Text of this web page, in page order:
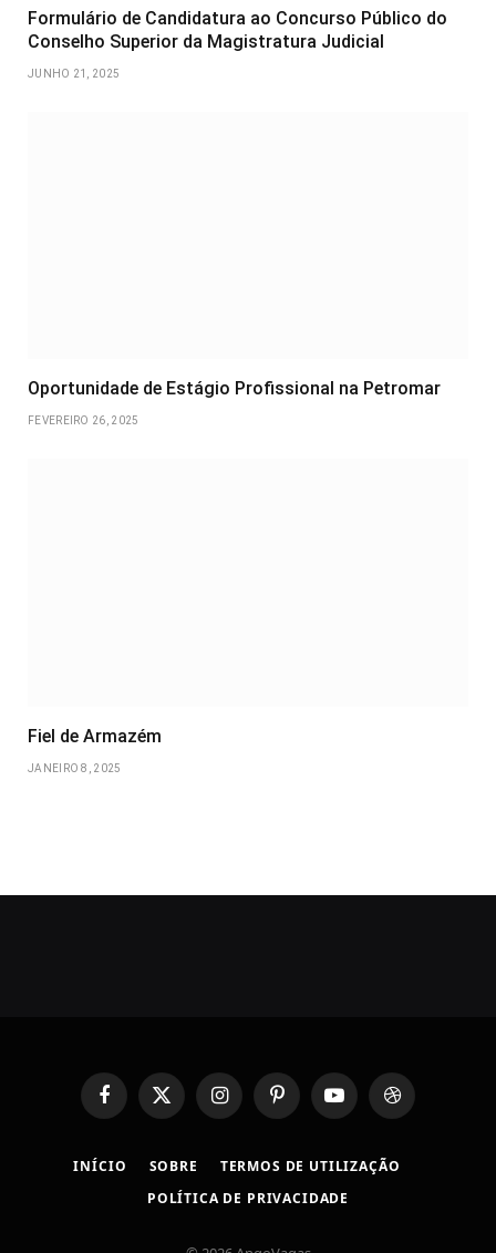
Formulário de Candidatura ao Concurso Público do
Conselho Superior da Magistratura Judicial
JUNHO 21, 2025
Oportunidade de Estágio Profissional na Petromar
FEVEREIRO 26, 2025
Fiel de Armazém
JANEIRO 8, 2025
FacebookX
(Twitter)
InstagramPinterestYouTubeDribbble
INÍCIO SOBRE
TERMOS DE UTILIZAÇÃO
POLÍTICA DE PRIVACIDADE